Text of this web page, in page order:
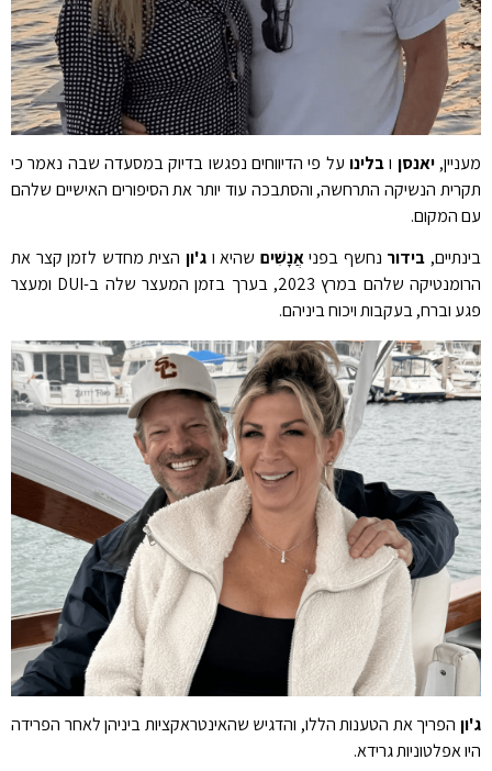
מעניין,יאנסן ובלינו על פי הדיווחים נפגשו בדיוק במסעדה שבה נאמר כי
תקרית הנשיקה התרחשה, והסתבכה עוד יותר את הסיפורים האישיים שלהם
עם המקום.
בינתיים, בידור נחשף בפניאֲנָשִׁים שהיא וג'ון הצית מחדש לזמן קצר את
הרומנטיקה שלהם במרץ 2023, בערך בזמן המעצר שלה ב-DUI ומעצר
פגע וברח, בעקבות ויכוח ביניהם.
ג'ון הפריך את הטענות הללו, והדגיש שהאינטראקציות ביניהן לאחר הפרידה
היו אפלטוניות גרידא.